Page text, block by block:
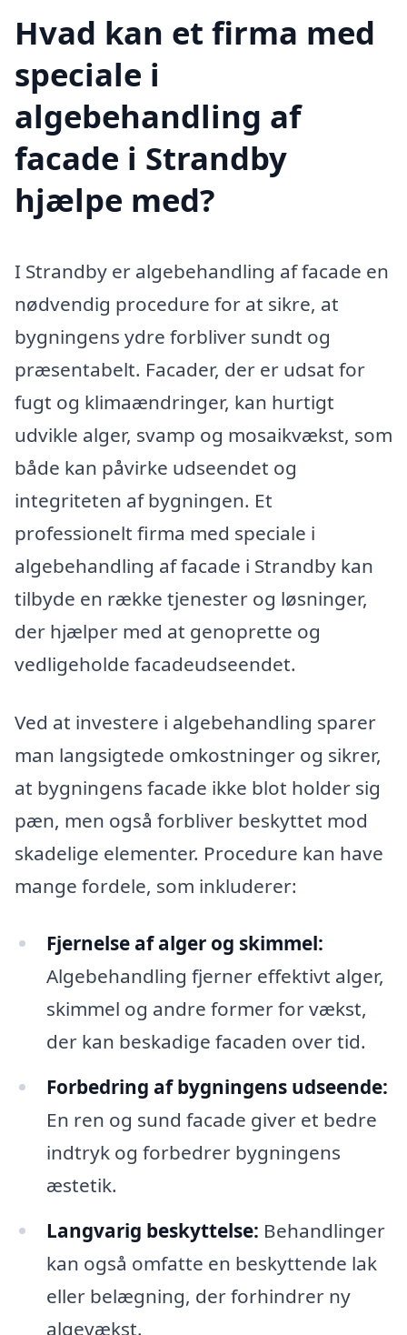
Hvad kan et firma med
speciale i
algebehandling af
facade i Strandby
hjælpe med?
I Strandby er algebehandling af facade en
nødvendig procedure for at sikre, at
bygningens ydre forbliver sundt og
præsentabelt. Facader, der er udsat for
fugt og klimaændringer, kan hurtigt
udvikle alger, svamp og mosaikvækst, som
både kan påvirke udseendet og
integriteten af bygningen. Et
professionelt firma med speciale i
algebehandling af facade i Strandby kan
tilbyde en række tjenester og løsninger,
der hjælper med at genoprette og
vedligeholde facadeudseendet.
Ved at investere i algebehandling sparer
man langsigtede omkostninger og sikrer,
at bygningens facade ikke blot holder sig
pæn, men også forbliver beskyttet mod
skadelige elementer. Procedure kan have
mange fordele, som inkluderer:
Fjernelse af alger og skimmel:
Algebehandling fjerner effektivt alger,
skimmel og andre former for vækst,
der kan beskadige facaden over tid.
Forbedring af bygningens udseende:
En ren og sund facade giver et bedre
indtryk og forbedrer bygningens
æstetik.
Langvarig beskyttelse: Behandlinger
kan også omfatte en beskyttende lak
eller belægning, der forhindrer ny
algevækst.